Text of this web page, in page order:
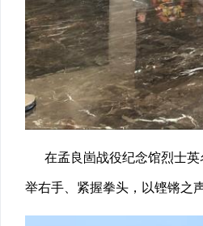
在孟良崮战役纪念馆烈士英
举右手、紧握拳头，以铿锵之